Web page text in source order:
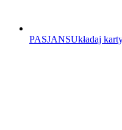
PASJANSUkładaj